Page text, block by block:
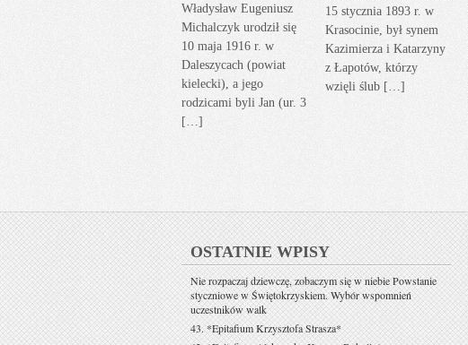
Władysław Eugeniusz
Michalczyk urodził się
10 maja 1916 r. w
Daleszycach (powiat
kielecki), a jego
rodzicami byli Jan (ur. 3
[…]
15 stycznia 1893 r. w
Krasocinie, był synem
Kazimierza i Katarzyny
z Łapotów, którzy
wzięli ślub […]
OSTATNIE WPISY
Nie rozpaczaj dziewczę, zobaczym się w niebie Powstanie
styczniowe w Świętokrzyskiem. Wybór wspomnień
uczestników walk
43. *Epitafium Krzysztofa Strasza*